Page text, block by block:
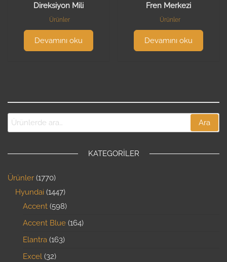
Direksiyon Mili
Ürünler
Devamını oku
Fren Merkezi
Ürünler
Devamını oku
Ara
KATEGORILER
Ürünler 1770
Hyundai 1447
Accent 598
Accent Blue 164
Elantra 163
Excel 32